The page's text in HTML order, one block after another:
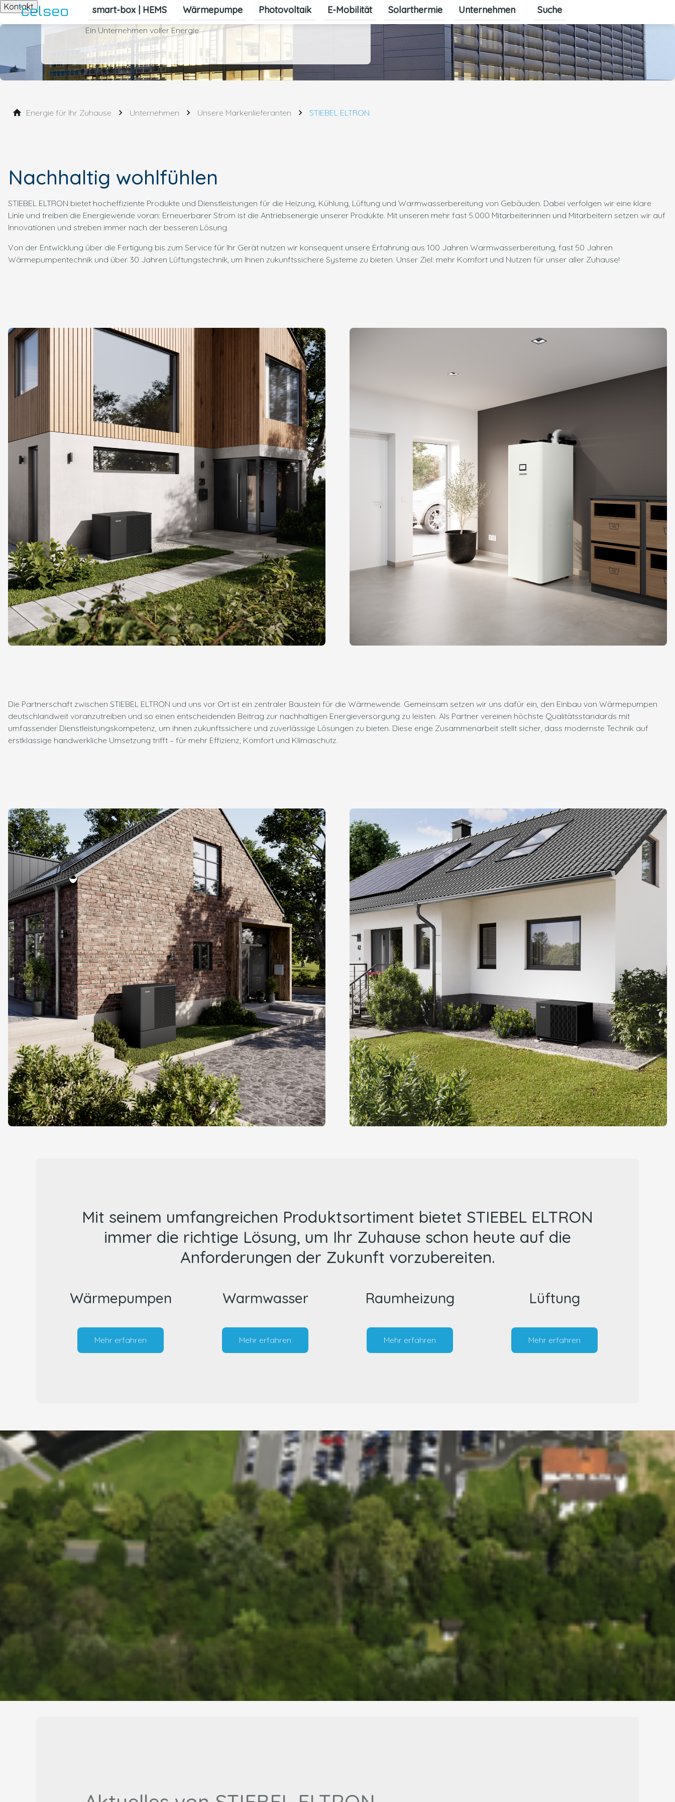
Kontakt smart-box | HEMS Wärmepumpe Photovoltaik E-Mobilität Solarthermie Unternehmen
Untermenü für Unternehmen
Suche
Ein Unternehmen voller Energie
Energie für Ihr Zuhause Unternehmen Unsere Markenlieferanten STIEBEL ELTRON
Nachhaltig wohlfühlen
STIEBEL ELTRON bietet hocheffiziente Produkte und Dienstleistungen für die Heizung, Kühlung, Lüftung und Warmwasserbereitung von Gebäuden. Dabei verfolgen wir eine klare
Linie und treiben die Energiewende voran: Erneuerbarer Strom ist die Antriebsenergie unserer Produkte. Mit unseren mehr fast 5.000 Mitarbeiterinnen und Mitarbeitern setzen wir auf
Innovationen und streben immer nach der besseren Lösung.
Von der Entwicklung über die Fertigung bis zum Service für Ihr Gerät nutzen wir konsequent unsere Erfahrung aus 100 Jahren Warmwasserbereitung, fast 50 Jahren
Wärmepumpentechnik und über 30 Jahren Lüftungstechnik, um Ihnen zukunftssichere Systeme zu bieten. Unser Ziel: mehr Komfort und Nutzen für unser aller Zuhause!
Die Partnerschaft zwischen STIEBEL ELTRON und uns vor Ort ist ein zentraler Baustein für die Wärmewende. Gemeinsam setzen wir uns dafür ein, den Einbau von Wärmepumpen
deutschlandweit voranzutreiben und so einen entscheidenden Beitrag zur nachhaltigen Energieversorgung zu leisten. Als Partner vereinen höchste Qualitätsstandards mit
umfassender Dienstleistungskompetenz, um ihnen zukunftssichere und zuverlässige Lösungen zu bieten. Diese enge Zusammenarbeit stellt sicher, dass modernste Technik auf
erstklassige handwerkliche Umsetzung trifft – für mehr Effizienz, Komfort und Klimaschutz.
Mit seinem umfangreichen Produktsortiment bietet STIEBEL ELTRON
immer die richtige Lösung, um Ihr Zuhause schon heute auf die
Anforderungen der Zukunft vorzubereiten.
Wärmepumpen
Mehr erfahren
Warmwasser
Mehr erfahren
Raumheizung
Mehr erfahren
Lüftung
Mehr erfahren